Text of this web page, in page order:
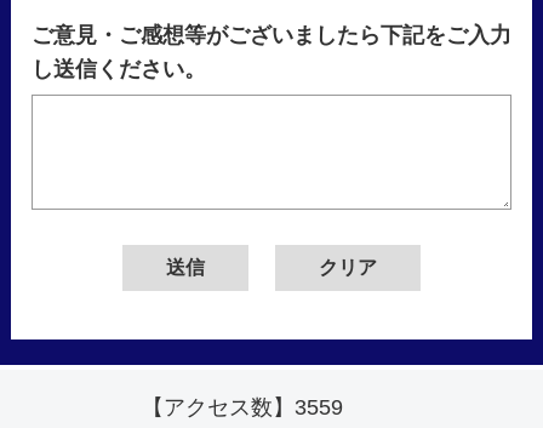
ご意見・ご感想等がございましたら下記をご入力
し送信ください。
【アクセス数】 3559